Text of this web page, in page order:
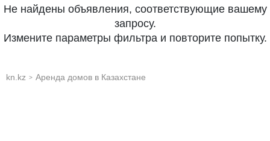
Не найдены объявления, соответствующие вашему
запросу.
Измените параметры фильтра и повторите попытку.
kn.kz > Аренда домов в Казахстане